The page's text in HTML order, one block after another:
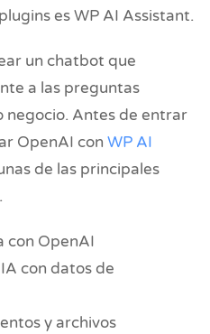
es WP AI Assistant.
un chatbot que
a las preguntas
negocio. Antes de entrar
OpenAI con WP AI
de las principales
con OpenAI
con datos de
y archivos